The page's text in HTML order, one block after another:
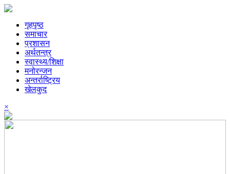
गृहपृष्ठ
समाचार
प्रशासन
अर्थतन्त्र
स्वास्थ्य/शिक्षा
मनोरन्जन
अन्तर्राष्ट्रिय
खेलकुद
×